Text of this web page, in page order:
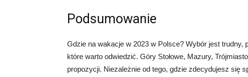
Podsumowanie
Gdzie na wakacje w 2023 w Polsce? Wybór jest trudny,
które warto odwiedzić. Góry Stołowe, Mazury,
propozycji. Niezależnie od tego, gdzie zdecydujesz się